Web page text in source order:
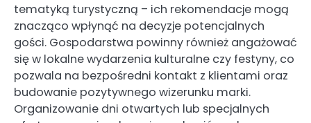
tematyką turystyczną – ich rekomendacje mogą
znacząco wpłynąć na decyzje potencjalnych
gości. Gospodarstwa powinny również angażować
się w lokalne wydarzenia kulturalne czy festyny, co
pozwala na bezpośredni kontakt z klientami oraz
budowanie pozytywnego wizerunku marki.
Organizowanie dni otwartych lub specjalnych